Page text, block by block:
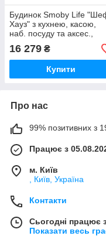
Будинок Smoby Life
Хауз" з кухнею, касою,
наб. посуду та аксес.,
(7600810407)
16 279 ₴
Купити
Про нас
99% позитивних з
Працює з
м. Київ
, Київ, Україна
Контакти
Сьогодні працює
Показати весь